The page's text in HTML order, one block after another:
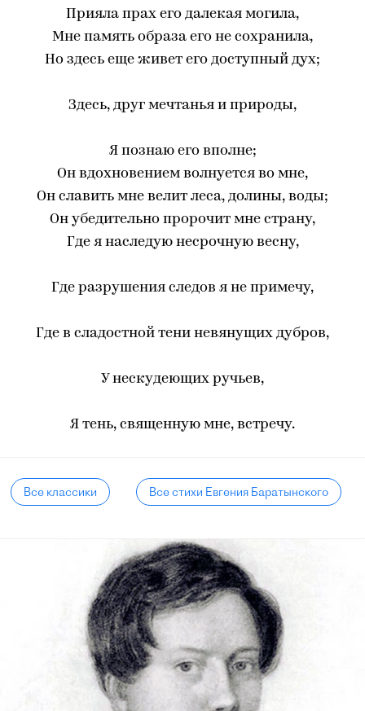
Прияла прах его далекая могила,
Мне память образа его не сохранила,
Но здесь еще живет его доступный дух;
Здесь, друг мечтанья и природы,
Я познаю его вполне;
Он вдохновением волнуется во мне,
Он славить мне велит леса, долины, воды;
Он убедительно пророчит мне страну,
Где я наследую несрочную весну,
Где разрушения следов я не примечу,
Где в сладостной тени невянущих дубров,
У нескудеющих ручьев,
Я тень, священную мне, встречу.
Все классики Все стихи Евгения Баратынского